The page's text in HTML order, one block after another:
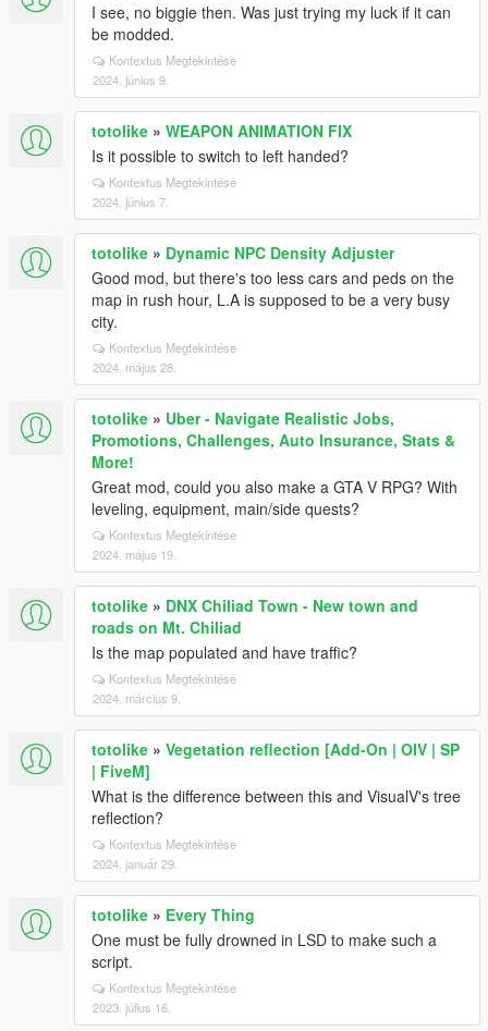
I see, no biggie then. Was just trying my luck if it can
be modded.
Kontextus Megtekintése
2024. június 9.
totolike » WEAPON ANIMATION FIX
Is it possible to switch to left handed?
Kontextus Megtekintése
2024. június 7.
totolike » Dynamic NPC Density Adjuster
Good mod, but there's too less cars and peds on the
map in rush hour, L.A is supposed to be a very busy
city.
Kontextus Megtekintése
2024. május 28.
totolike » Uber - Navigate Realistic Jobs,
Promotions, Challenges, Auto Insurance, Stats &
More!
Great mod, could you also make a GTA V RPG? With
leveling, equipment, main/side quests?
Kontextus Megtekintése
2024. május 19.
totolike » DNX Chiliad Town - New town and
roads on Mt. Chiliad
Is the map populated and have traffic?
Kontextus Megtekintése
2024. március 9.
totolike » Vegetation reflection [Add-On | OIV | SP
| FiveM]
What is the difference between this and VisualV's tree
reflection?
Kontextus Megtekintése
2024. január 29.
totolike » Every Thing
One must be fully drowned in LSD to make such a
script.
Kontextus Megtekintése
2023. július 16.